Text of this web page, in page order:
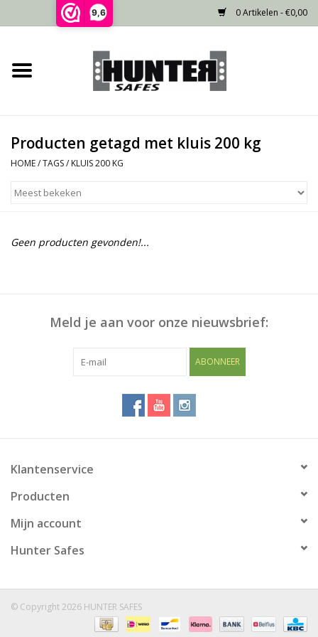
9,6 0 Artikelen - €0,00
Home
Gecertificeerd
Niet gecertificeerd
Producten getagd met kluis 200 kg
HOME/TAGS/ KLUIS 200 KG
Geen producten gevonden!...
Meld je aan voor onze nieuwsbrief:
ABONNEER
Klantenservice
Producten
Mijn account
Hunter Safes
© Copyright 2026 HUNTER SAFES